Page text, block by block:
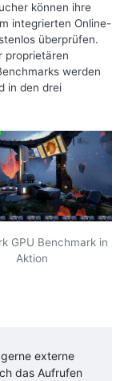
können ihre
integrierten Online-
überprüfen.
proprietären
werden
in den drei
GPU Benchmark in
Aktion
externe
das Aufrufen